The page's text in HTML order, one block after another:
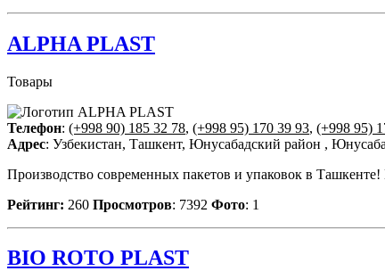
ALPHA PLAST
Товары
Телефон: (+998 90) 185 32 78, (+998 95) 170 39 93, (+998 95)
Адрес: Узбекистан, Ташкент, Юнусабадский район ,
Производство современных пакетов и упаковок в
Рейтинг: 260 Просмотров: 7392 Фото: 1
BIO ROTO PLAST